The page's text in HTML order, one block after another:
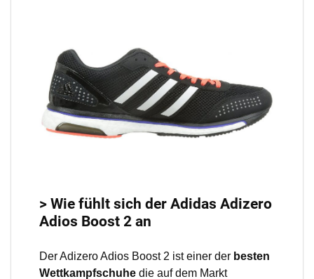
> Wie fühlt sich der Adidas Adizero
Adios Boost 2 an
Der Adizero Adios Boost 2 ist einer der besten
Wettkampfschuhe die auf dem Markt